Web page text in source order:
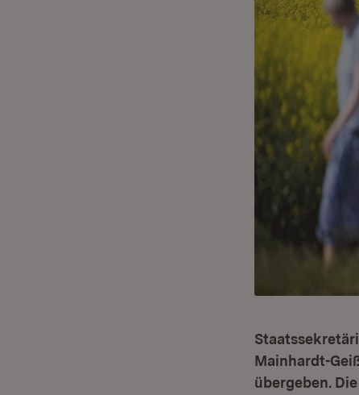
Mainhardt-
übergeben.